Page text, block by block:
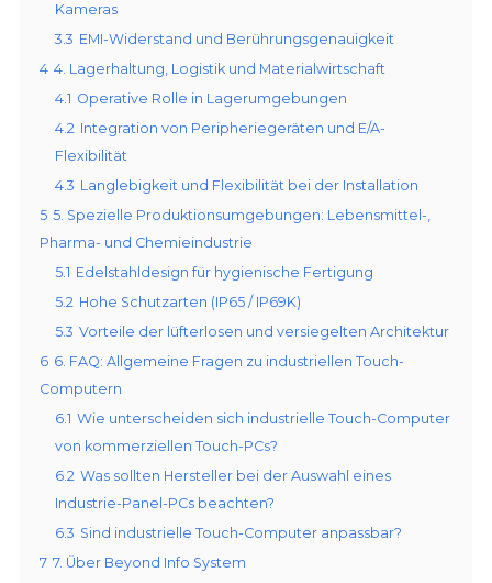
Kameras
3.3 EMI-Widerstand und Berührungsgenauigkeit
4 4. Lagerhaltung, Logistik und Materialwirtschaft
4.1 Operative Rolle in Lagerumgebungen
4.2 Integration von Peripheriegeräten und E/A-
Flexibilität
4.3 Langlebigkeit und Flexibilität bei der Installation
5 5. Spezielle Produktionsumgebungen: Lebensmittel-,
Pharma- und Chemieindustrie
5.1 Edelstahldesign für hygienische Fertigung
5.2 Hohe Schutzarten (IP65 / IP69K)
5.3 Vorteile der lüfterlosen und versiegelten Architektur
6 6. FAQ: Allgemeine Fragen zu industriellen Touch-
Computern
6.1 Wie unterscheiden sich industrielle Touch-Computer
von kommerziellen Touch-PCs?
6.2 Was sollten Hersteller bei der Auswahl eines
Industrie-Panel-PCs beachten?
6.3 Sind industrielle Touch-Computer anpassbar?
7 7. Über Beyond Info System